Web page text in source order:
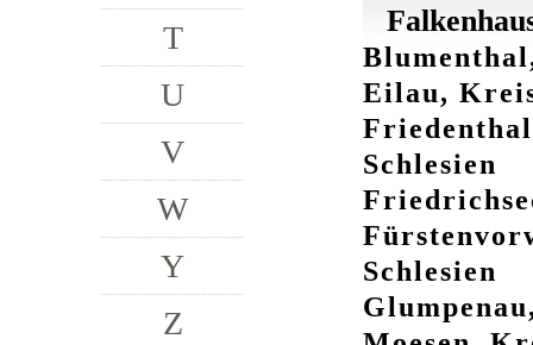
Eilau,
Schlesien
Schlesien
T
U
V
W
Y
Z